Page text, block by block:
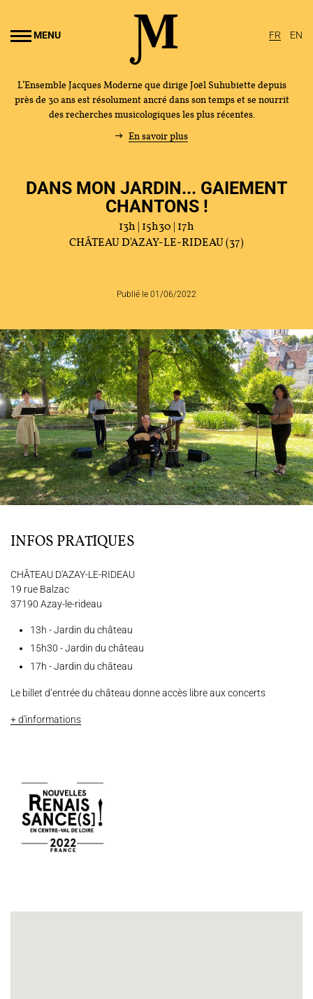
MENU FR EN
L'ENSEMBLE JACQUES MODERNE
JOËL SUHUBIETTE
AGENDA
PROGRAMMES
DISCOGRAPHIE
Nous soutenir
Rechercher
Espace Artistes Contact Presse Partenaires
L’Ensemble Jacques Moderne que dirige Joël Suhubiette depuis
près de 30 ans est résolument ancré dans son temps et se nourrit
des recherches musicologiques les plus récentes.
En savoir plus
DANS MON JARDIN... GAIEMENT
CHANTONS !
13h | 15h30 | 17h
CHÂTEAU D'AZAY-LE-RIDEAU (37)
Publié le 01/06/2022
INFOS PRATIQUES
CHÂTEAU D'AZAY-LE-RIDEAU
19 rue Balzac
37190 Azay-le-rideau
13h - Jardin du château
15h30 - Jardin du château
17h - Jardin du château
Le billet d’entrée du château donne accès libre aux concerts
+ d'informations